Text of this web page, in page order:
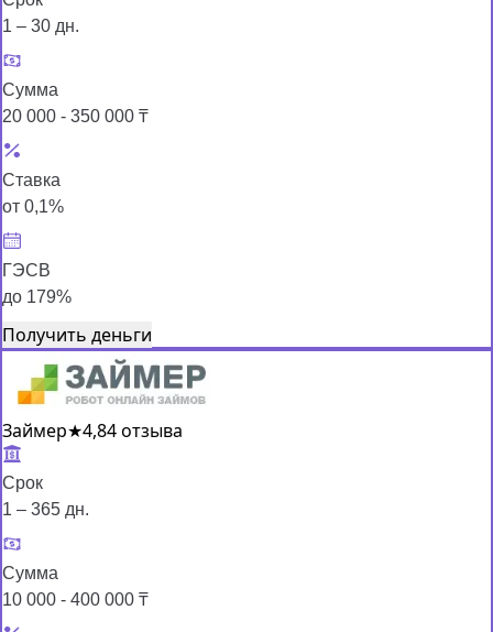
1 – 30 дн.
Сумма
20 000 - 350 000 ₸
Ставка
от 0,1%
ГЭСВ
до 179%
Получить деньги
Займер★4,84 отзыва
Срок
1 – 365 дн.
Сумма
10 000 - 400 000 ₸